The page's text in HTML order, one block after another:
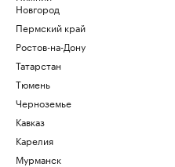
Новгород
Пермский край
Ростов-на-Дону
Татарстан
Тюмень
Черноземье
Кавказ
Карелия
Мурманск